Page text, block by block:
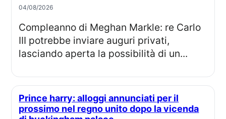
04/08/2026
Compleanno di Meghan Markle: re Carlo
III potrebbe inviare auguri privati,
lasciando aperta la possibilità di un...
Prince harry: alloggi annunciati per il
prossimo nel regno unito dopo la vicenda